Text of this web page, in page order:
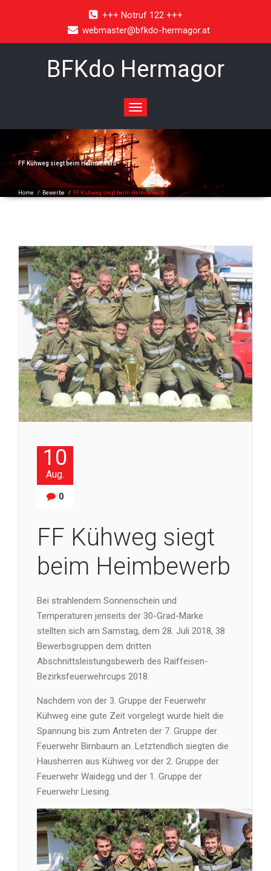
+++ Notruf 122 +++
webmaster@bfkdo-hermagor.at
BFKdo Hermagor
Toggle
navigation
FF Kühweg siegt beim Heimbewerb
Home / Bewerbe / FF Kühweg siegt beim Heimbewerb
10
Aug.
0
FF Kühweg siegt
beim Heimbewerb
Bei strahlendem Sonnenschein und
Temperaturen jenseits der 30-Grad-Marke
stellten sich am Samstag, dem 28. Juli 2018, 38
Bewerbsgruppen dem dritten
Abschnittsleistungsbewerb des Raiffeisen-
Bezirksfeuerwehrcups 2018.
Nachdem von der 3. Gruppe der Feuerwehr
Kühweg eine gute Zeit vorgelegt wurde hielt die
Spannung bis zum Antreten der 7. Gruppe der
Feuerwehr Birnbaum an. Letztendlich siegten die
Hausherren aus Kühweg vor der 2. Gruppe der
Feuerwehr Waidegg und der 1. Gruppe der
Feuerwehr Liesing.